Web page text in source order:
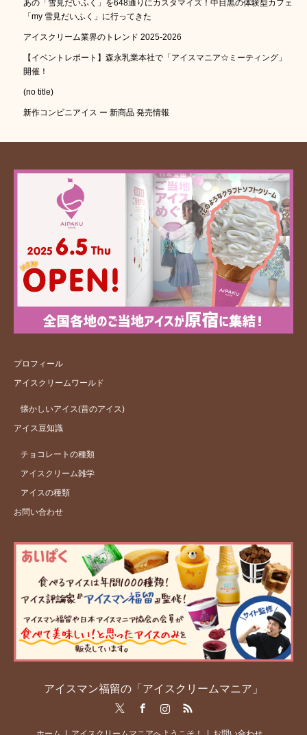
あの「雪見だいふく」を648通りにカスタマイズ！中目黒の体験型カフェ
「my 雪見だいふく」に行ってきた
アイスクリーム業界のトレンド 2025-2026
【イベントレポート】森永乳業本社で「アイスマニア☆ミーティング」
開催！
(no title)
新作コンビニアイス ー 新商品 発売情報
プロフィール
アイスクリームワールド
懐かしいアイス(昔のアイス)
アイス豆知識
チョコレートの種類
アイスクリーム雑学
アイスの種類
お問い合わせ
アイスマン福留の「アイスクリームマニア」
RSS